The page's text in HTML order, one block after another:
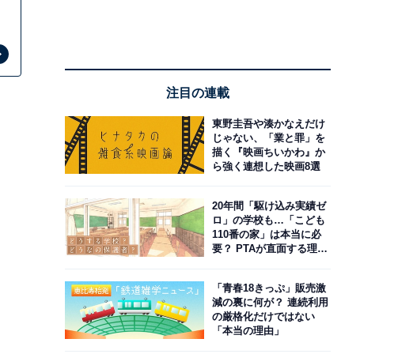
注目の連載
東野圭吾や湊かなえだけ
じゃない、「業と罪」を
描く『映画ちいかわ』か
ら強く連想した映画8選
20年間「駆け込み実績ゼ
ロ」の学校も…「こども
110番の家」は本当に必
要？ PTAが直面する理想
「青春18きっぷ」販売激
減の裏に何が？ 連続利用
の厳格化だけではない
「本当の理由」